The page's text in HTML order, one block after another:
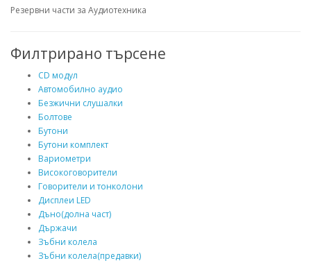
Резервни части за Аудиотехника
Филтрирано търсене
CD модул
Автомобилно аудио
Безжични слушалки
Болтове
Бутони
Бутони комплект
Вариометри
Високоговорители
Говорители и тонколони
Дисплеи LED
Дъно(долна част)
Държачи
Зъбни колела
Зъбни колела(предавки)